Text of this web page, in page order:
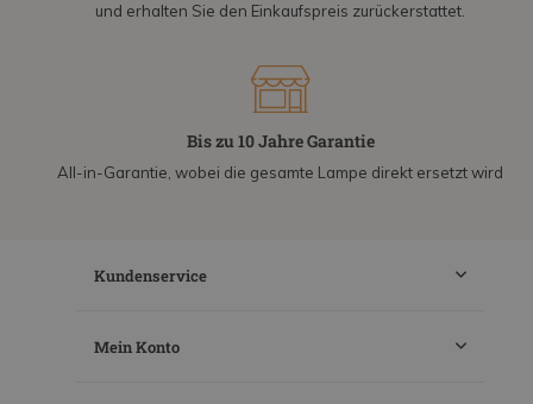
und erhalten Sie den Einkaufspreis zurückerstattet.
Bis zu 10 Jahre Garantie
All-in-Garantie, wobei die gesamte Lampe direkt ersetzt wird
Kundenservice
Mein Konto